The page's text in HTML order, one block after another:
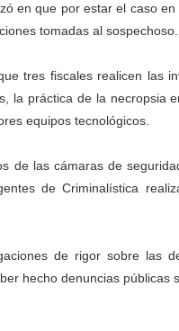
en que por estar el caso
tomadas al sospechoso.
tres fiscales realicen las
la práctica de la necropsia
equipos tecnológicos.
de las cámaras de
de Criminalística
de rigor sobre las
hecho denuncias públicas